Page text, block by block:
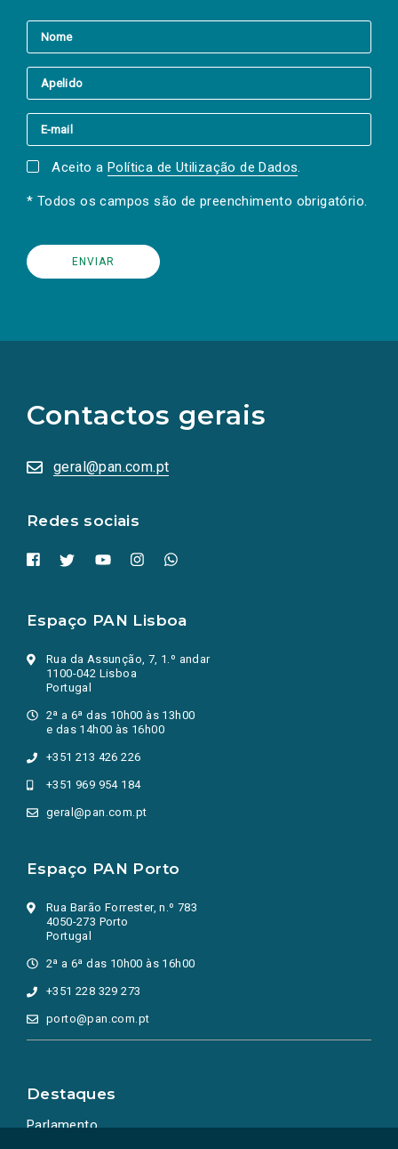
Aceito a Política de Utilização de Dados.
* Todos os campos são de preenchimento obrigatório.
Contactos gerais
geral@pan.com.pt
Redes sociais
redes
sociais
numa
nova
Espaço PAN Lisboa
Rua da Assunção, 7, 1.º andar
1100-042 Lisboa
Portugal
2ª a 6ª das 10h00 às 13h00
e das 14h00 às 16h00
+351 213 426 226
+351 969 954 184
geral@pan.com.pt
Espaço PAN Porto
Rua Barão Forrester, n.º 783
4050-273 Porto
Portugal
2ª a 6ª das 10h00 às 16h00
+351 228 329 273
porto@pan.com.pt
Destaques
Parlamento